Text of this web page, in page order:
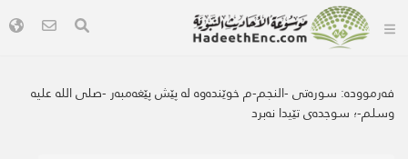
فەرموودە: سورەتی -النجم-م خوێندەوە لە پێش پێغەمبەر -صلى اللە علیە
وسلم-؛ سوجدەى تێیدا نەبرد